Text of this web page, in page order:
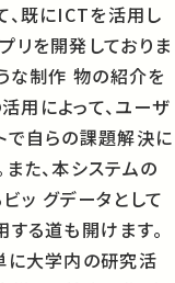
、既にICTを活用し
リを開発しておりま
な制作 物の紹介を
用によって、ユーザ
で自らの課題解決に
た、本システムの
ッ グデータとして
る道も開けます。
に大学内の研究活